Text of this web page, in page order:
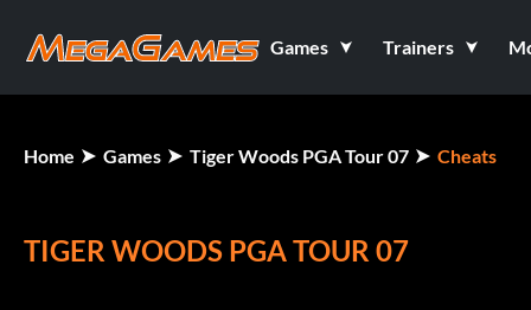
Games Trainers
Home Games Tiger Woods PGA Tour 07 Cheats
TIGER WOODS PGA TOUR 07